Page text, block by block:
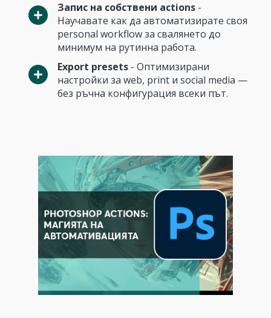
Запис на собствени actions -
Научавате как да автоматизирате своя
personal workflow за свалянето до
минимум на рутинна работа.
Export presets - Оптимизирани
настройки за web, print и social media —
без ръчна конфигурация всеки път.